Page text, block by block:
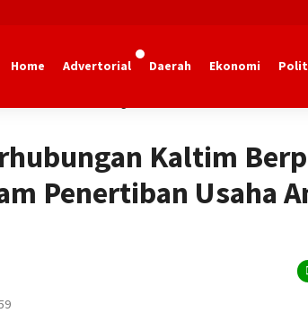
Home Advertorial Daerah Ekonomi
Kaltim
Penertiban Usaha